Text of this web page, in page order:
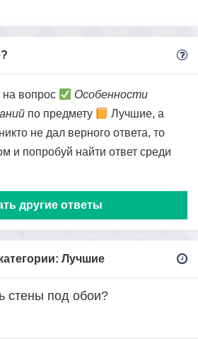
вопрос
Особенности
по предмету
Лучшие, а
не дал верного ответа, то
и попробуй найти ответ среди
другие ответы
Лучшие
стены под обои?